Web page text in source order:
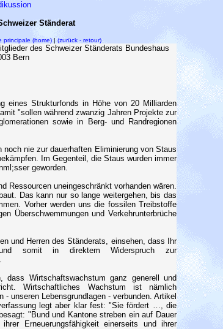
Ständerat
principale (home)| (zurück - retour)
des Schweizer Ständerats Bundeshaus
Bern
eines Strukturfonds in Höhe von 20 Milliarden
"sollen während zwanzig Jahren Projekte zur
sowie in Berg- und Randregionen
nie zur dauerhaften Eliminierung von Staus
Im Gegenteil, die Staus wurden immer
geworden.
Ressourcen uneingeschränkt vorhanden wären.
Das kann nur so lange weitergehen, bis das
Vorher werden uns die fossilen Treibstoffe
Überschwemmungen und Verkehrunterbrüche
und Herren des Ständerats, einsehen, dass Ihr
somit in direktem Widerspruch zur
dass Wirtschaftswachstum ganz generell und
Wirtschaftliches Wachstum ist nämlich
unseren Lebensgrundlagen - verbunden. Artikel
legt aber klar fest: "Sie fördert …, die
"Bund und Kantone streben ein auf Dauer
Erneuerungsfähigkeit einerseits und ihrer